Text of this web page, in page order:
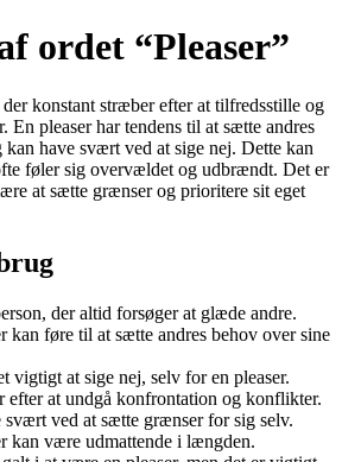
ordet “Pleaser”
der konstant stræber efter at tilfredsstille og
En pleaser har tendens til at sætte andres
kan have svært ved at sige nej. Dette kan
føler sig overvældet og udbrændt. Det er
at sætte grænser og prioritere sit eget
der altid forsøger at glæde andre.
kan føre til at sætte andres behov over sine
vigtigt at sige nej, selv for en pleaser.
efter at undgå konfrontation og konflikter.
svært ved at sætte grænser for sig selv.
kan være udmattende i længden.